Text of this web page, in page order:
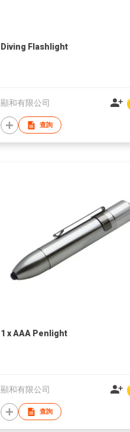
Diving Flashlight
顯和有限公司
查詢
1 x AAA Penlight
顯和有限公司
查詢